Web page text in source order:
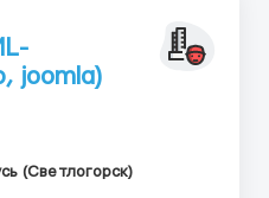
joomla)
(Светлогорск)